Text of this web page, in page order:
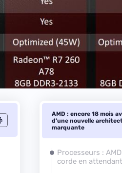
AMD : encore 18 mois
d’une nouvelle
marquante
Processeurs :
corde en